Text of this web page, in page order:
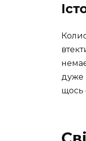
дуже
щось